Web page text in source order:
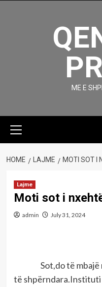
ME E
Menu
HOME LAJME MOTI SOT I
Lajme
Moti sot i
admin July 31, 2024
Sot,do të mbajë
të